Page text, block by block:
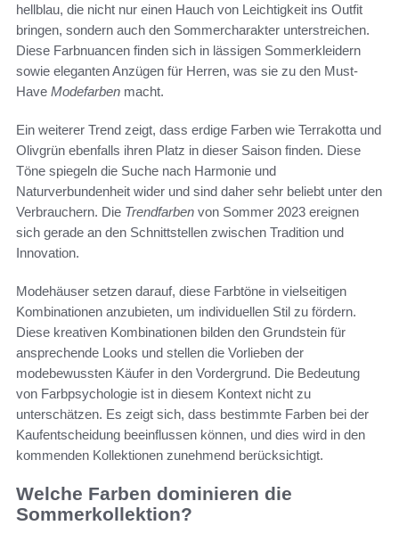
hellblau, die nicht nur einen Hauch von Leichtigkeit ins Outfit
bringen, sondern auch den Sommercharakter unterstreichen.
Diese Farbnuancen finden sich in lässigen Sommerkleidern
sowie eleganten Anzügen für Herren, was sie zu den Must-
Have Modefarben macht.
Ein weiterer Trend zeigt, dass erdige Farben wie Terrakotta und
Olivgrün ebenfalls ihren Platz in dieser Saison finden. Diese
Töne spiegeln die Suche nach Harmonie und
Naturverbundenheit wider und sind daher sehr beliebt unter den
Verbrauchern. Die Trendfarben von Sommer 2023 ereignen
sich gerade an den Schnittstellen zwischen Tradition und
Innovation.
Modehäuser setzen darauf, diese Farbtöne in vielseitigen
Kombinationen anzubieten, um individuellen Stil zu fördern.
Diese kreativen Kombinationen bilden den Grundstein für
ansprechende Looks und stellen die Vorlieben der
modebewussten Käufer in den Vordergrund. Die Bedeutung
von Farbpsychologie ist in diesem Kontext nicht zu
unterschätzen. Es zeigt sich, dass bestimmte Farben bei der
Kaufentscheidung beeinflussen können, und dies wird in den
kommenden Kollektionen zunehmend berücksichtigt.
Welche Farben dominieren die
Sommerkollektion?